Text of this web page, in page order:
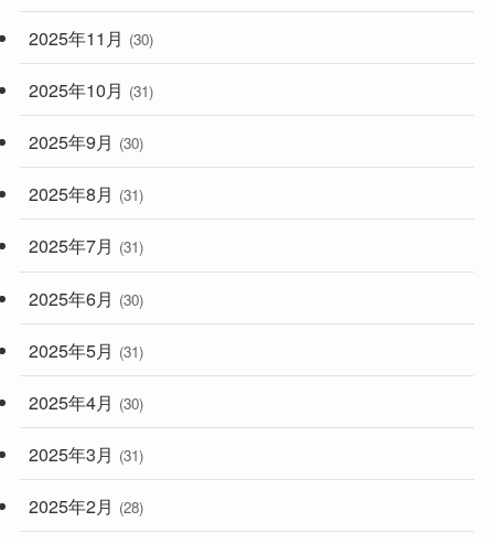
2025年11月 (30)
2025年10月 (31)
2025年9月 (30)
2025年8月 (31)
2025年7月 (31)
2025年6月 (30)
2025年5月 (31)
2025年4月 (30)
2025年3月 (31)
2025年2月 (28)